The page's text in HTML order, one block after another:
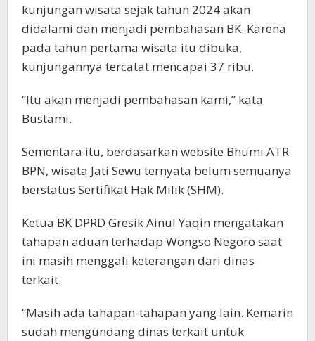
kunjungan wisata sejak tahun 2024 akan
didalami dan menjadi pembahasan BK. Karena
pada tahun pertama wisata itu dibuka,
kunjungannya tercatat mencapai 37 ribu.
“Itu akan menjadi pembahasan kami,” kata
Bustami.
Sementara itu, berdasarkan website Bhumi ATR
BPN, wisata Jati Sewu ternyata belum semuanya
berstatus Sertifikat Hak Milik (SHM).
Ketua BK DPRD Gresik Ainul Yaqin mengatakan
tahapan aduan terhadap Wongso Negoro saat
ini masih menggali keterangan dari dinas
terkait.
“Masih ada tahapan-tahapan yang lain. Kemarin
sudah mengundang dinas terkait untuk